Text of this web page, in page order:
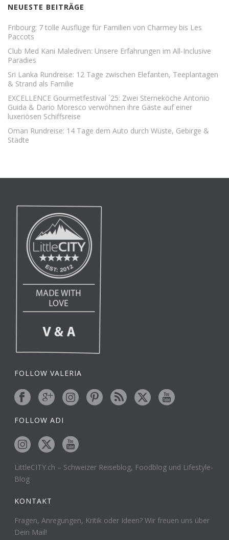
NEUESTE BEITRÄGE
Fribourg: 7 tolle Ausflüge für Familien von Charmey bis Les
Paccots
Club Med Kani Malediven: Unsere Erfahrungen im All-Inclusive
Paradies
Sri Lanka Rundreise: 12 Tage zwischen Elefanten, Teeplantagen
& Strand als Familie
EXCELLENCE Gourmetfestival ´25: Zwei Sterneköche Antonio
Guida & Dario Moresco verwöhnen ihre Gäste auf einer
luxeriösen Schiffsreise
Oman Rundreise: 14 Tage dem Auto durch Wüste, Gebirge &
Städte
FOLLOW VALERIA
FOLLOW ADI
LittleCITY.ch – Schweizer Reiseblog, Foodblog und Lifestyle-
Blog
KONTAKT
Fragen, Anregungen, Kritik oder Ideen? Wir freuen uns über
Dein Mail!